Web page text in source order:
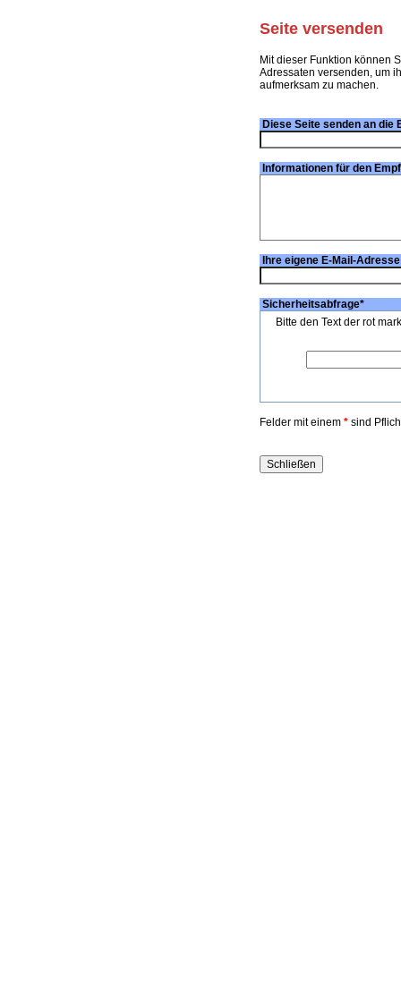
Seite versenden
Mit dieser Funktion können
Adressaten versenden, um
aufmerksam zu machen.
Diese Seite senden an die
Informationen für den
Ihre eigene E-Mail-
Sicherheitsabfrage*
Bitte den Text der rot
Felder mit einem * sind